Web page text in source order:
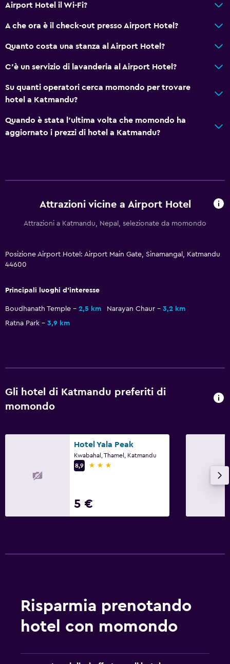
Airport Hotel il Wi-Fi?
A che ora è il check-out presso Airport Hotel?
Quanto costa una stanza al Airport Hotel?
C'è un servizio di lavanderia al Airport Hotel?
Su quanti operatori cerca momondo per trovare
hotel a Katmandu?
Quando è stata l'ultima volta che momondo ha
aggiornato i prezzi di hotel a Katmandu?
Attrazioni vicine a Airport Hotel
Attrazioni a Katmandu, Nepal, selezionate da momondo
Posizione Airport Hotel: Airport Main Gate, Sinamangal, Katmandu
44600
Principali luoghi d'interesse
Boudhanath Temple 2,5 km Narayan Chaur
3,2 km
Ratna Park
3,9 km
Gli hotel di Katmandu preferiti di
momondo
Hotel Yala Peak
Kwabahal, Thamel, Katmandu
8,9
3 stelle
5 €
Risparmia prenotando
hotel con momondo